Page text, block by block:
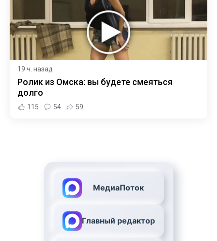
19 ч. назад
Ролик из Омска: вы будете смеяться
долго
115 54 59
МедиаПоток
Главный редактор